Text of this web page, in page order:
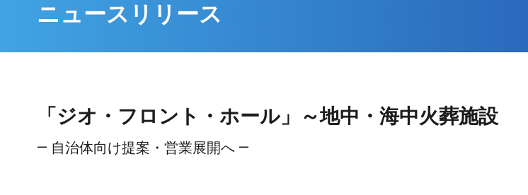
ニュースリリース
「ジオ・フロント・ホール」～地中・海中火葬施設
― 自治体向け提案・営業展開へ ―